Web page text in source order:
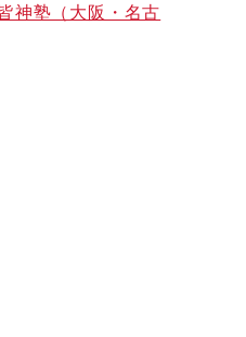
神塾（大阪・名古